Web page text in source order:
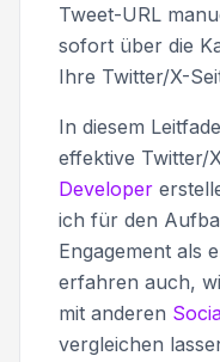
Tweet-URL
sofort über die
Ihre Twitter/X-
In diesem
effektive Twitter/
Developer
ich für den
Engagement als
erfahren auch,
mit anderen
vergleichen